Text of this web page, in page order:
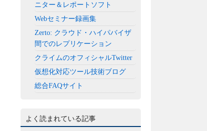
ニター＆レポートソフト
Webセミナー録画集
Zerto: クラウド・ハイパバイザ
間でのレプリケーション
クライムのオフィシャルTwitter
仮想化対応ツール技術ブログ
総合FAQサイト
よく読まれている記事